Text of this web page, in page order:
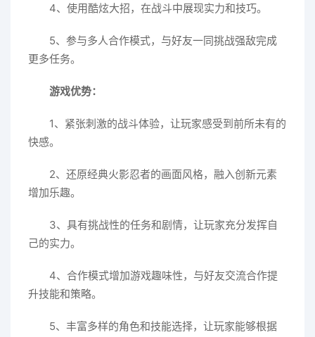
4、使用酷炫大招，在战斗中展现实力和技巧。
5、参与多人合作模式，与好友一同挑战强敌完成
更多任务。
游戏优势：
1、紧张刺激的战斗体验，让玩家感受到前所未有的
快感。
2、还原经典火影忍者的画面风格，融入创新元素
增加乐趣。
3、具有挑战性的任务和剧情，让玩家充分发挥自
己的实力。
4、合作模式增加游戏趣味性，与好友交流合作提
升技能和策略。
5、丰富多样的角色和技能选择，让玩家能够根据